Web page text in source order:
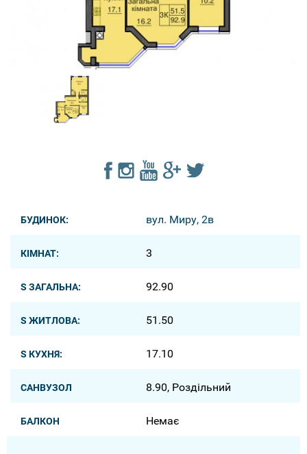
БУДИНОК: вул. Миру, 2в
КІМНАТ: 3
S ЗАГАЛЬНА: 92.90
S ЖИТЛОВА: 51.50
S КУХНЯ: 17.10
САНВУЗОЛ 8.90, Роздільний
БАЛКОН Немає